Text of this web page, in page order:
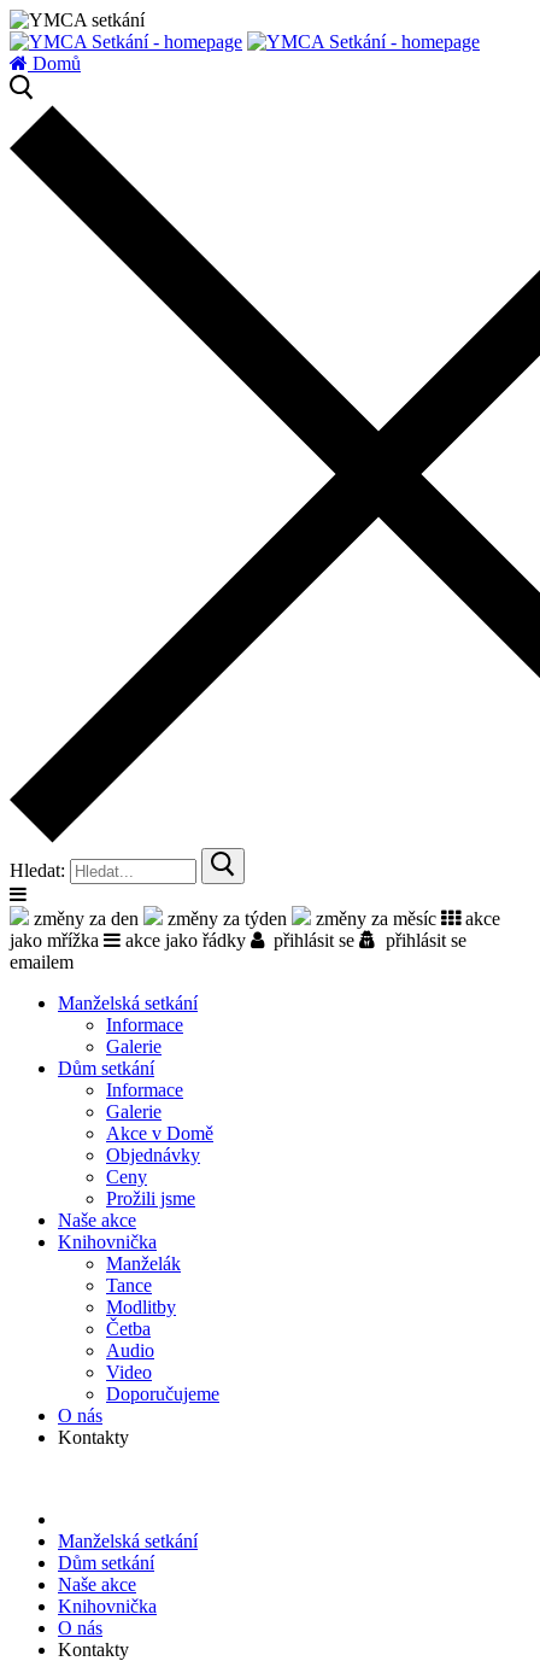
Domů
Hledat:
změny za den změny za týden změny za měsíc
akce
jako mřížka
akce jako řádky přihlásit se
přihlásit se
emailem
Manželská setkání
Informace
Galerie
Dům setkání
Informace
Galerie
Akce v Domě
Objed­návky
Ceny
Prožili jsme
Naše akce
Knihov­nička
Manželák
Tance
Modlitby
Četba
Audio
Video
Doporu­čujeme
O nás
Kontakty
Manželská setkání
Dům setkání
Naše akce
Knihov­nička
O nás
Kontakty
zatížení serveru